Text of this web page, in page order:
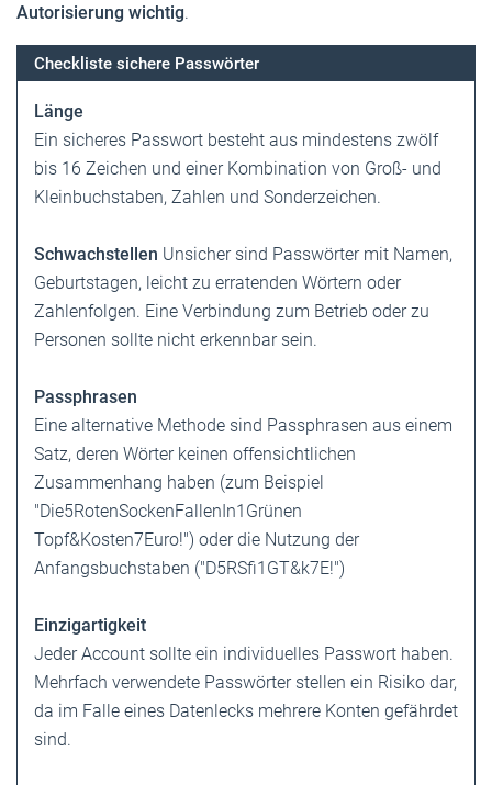
Autorisierung wichtig.
Checkliste sichere Passwörter
Länge
Ein sicheres Passwort besteht aus mindestens zwölf
bis 16 Zeichen und einer Kombination von Groß- und
Kleinbuchstaben, Zahlen und Sonderzeichen.
Schwachstellen Unsicher sind Passwörter mit Namen,
Geburtstagen, leicht zu erratenden Wörtern oder
Zahlenfolgen. Eine Verbindung zum Betrieb oder zu
Personen sollte nicht erkennbar sein.
Passphrasen
Eine alternative Methode sind Passphrasen aus einem
Satz, deren Wörter keinen offensichtlichen
Zusammenhang haben (zum Beispiel
"Die5RotenSockenFallenIn1Grünen
Topf&Kosten7Euro!") oder die Nutzung der
Anfangsbuchstaben ("D5RSfi1GT&k7E!")
Einzigartigkeit
Jeder Account sollte ein individuelles Passwort haben.
Mehrfach verwendete Passwörter stellen ein Risiko dar,
da im Falle eines Datenlecks mehrere Konten gefährdet
sind.